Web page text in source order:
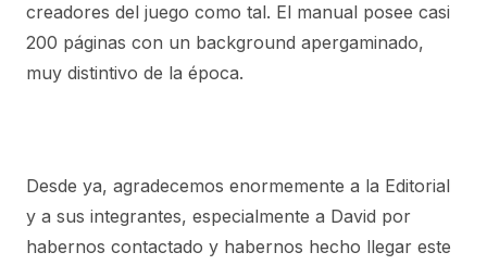
creadores del juego como tal. El manual posee casi
200 páginas con un background apergaminado,
muy distintivo de la época.
Desde ya, agradecemos enormemente a la Editorial
y a sus integrantes, especialmente a David por
habernos contactado y habernos hecho llegar este